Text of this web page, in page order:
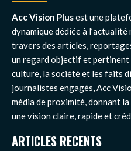
Acc Vision Plusest une
dynamique dédiée à
travers des articles,
un regard objectif et pertinent
culture, la société et les faits
journalistes engagés, Acc
média de proximité, donnant
une vision claire, rapide et
ARTICLES RECENTS